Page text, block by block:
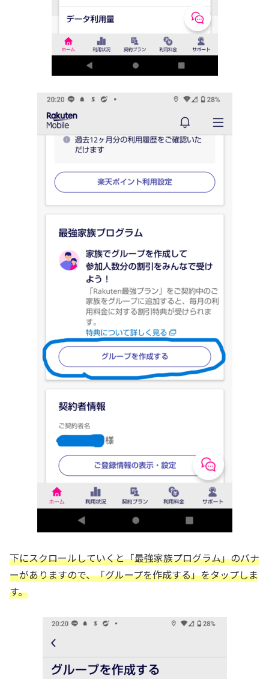
下にスクロールしていくと「最強家族プログラム」のバナ
ーがありますので、「グループを作成する」をタップしま
す。